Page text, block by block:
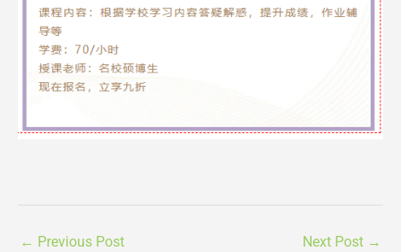
← Previous Post Next Post →